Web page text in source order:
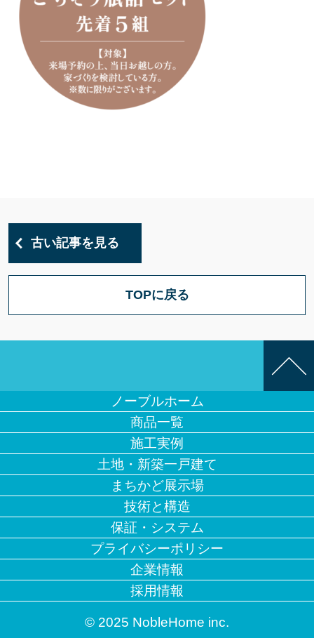
古い記事を見る
TOPに戻る
ノーブルホーム
商品一覧
施工実例
土地・新築一戸建て
まちかど展示場
技術と構造
保証・システム
プライバシーポリシー
企業情報
採用情報
© 2025 NobleHome inc.